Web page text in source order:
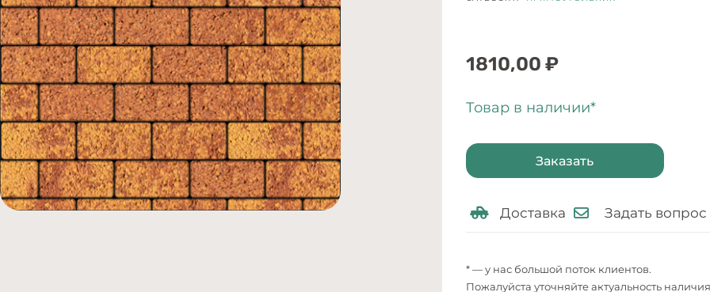
1810,00 ₽
Товар в наличии*
Заказать
Доставка Задать вопрос
* — у нас большой поток клиентов.
Пожалуйста уточняйте актуальность наличия